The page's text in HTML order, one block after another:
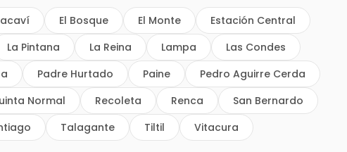
El Bosque El Monte
Estación Central
La Pintana La Reina Lampa
Las Condes
Padre Hurtado Paine
Pedro Aguirre Cerda
Normal Recoleta Renca
San Bernardo
Talagante Tiltil Vitacura